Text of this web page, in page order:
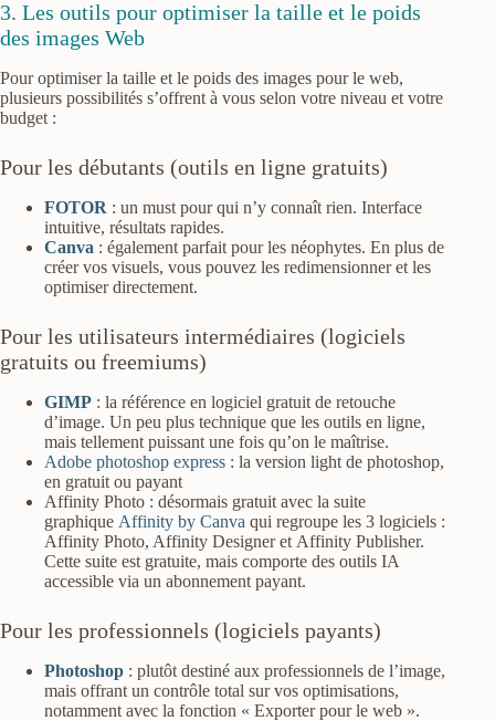
3. Les outils pour optimiser la taille et le poids
des images Web
Pour optimiser la taille et le poids des images pour le web,
plusieurs possibilités s’offrent à vous selon votre niveau et votre
budget :
Pour les débutants (outils en ligne gratuits)
FOTOR : un must pour qui n’y connaît rien. Interface
intuitive, résultats rapides.
Canva : également parfait pour les néophytes. En plus de
créer vos visuels, vous pouvez les redimensionner et les
optimiser directement.
Pour les utilisateurs intermédiaires (logiciels
gratuits ou freemiums)
GIMP : la référence en logiciel gratuit de retouche
d’image. Un peu plus technique que les outils en ligne,
mais tellement puissant une fois qu’on le maîtrise.
Adobe photoshop express : la version light de photoshop,
en gratuit ou payant
Affinity Photo : désormais gratuit avec la suite
graphique Affinity by Canva qui regroupe les 3 logiciels :
Affinity Photo, Affinity Designer et Affinity Publisher.
Cette suite est gratuite, mais comporte des outils IA
accessible via un abonnement payant.
Pour les professionnels (logiciels payants)
Photoshop : plutôt destiné aux professionnels de l’image,
mais offrant un contrôle total sur vos optimisations,
notamment avec la fonction « Exporter pour le web ».